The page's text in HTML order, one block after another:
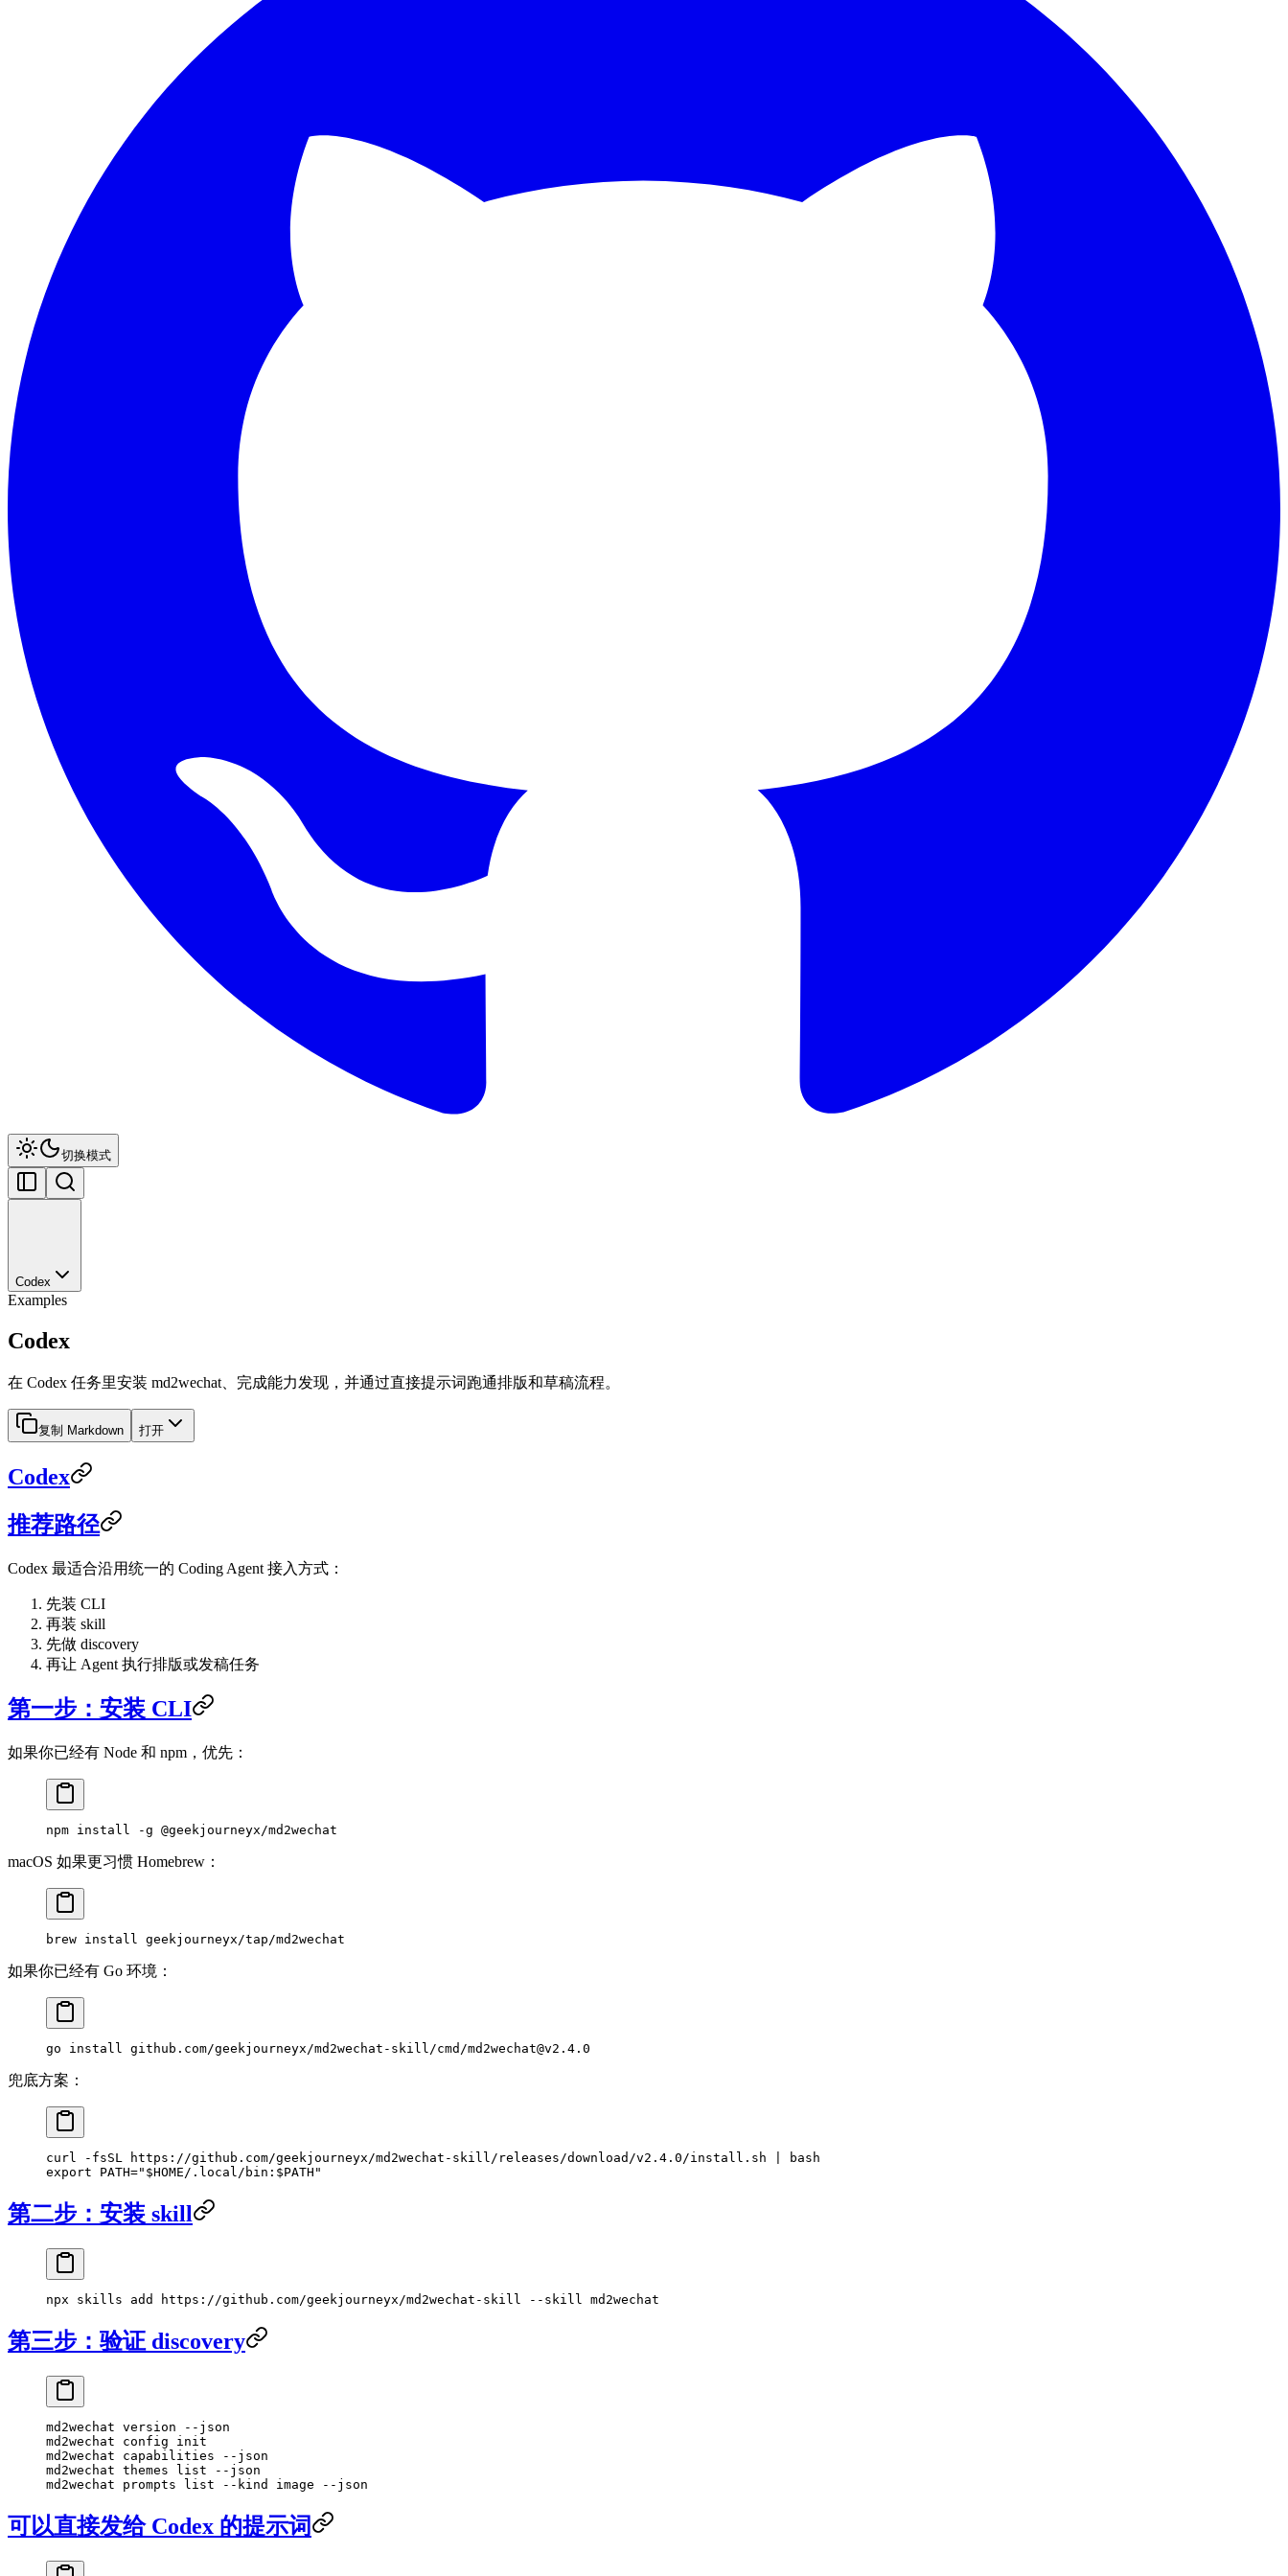
切换模式
Codex
Examples
Codex
在 Codex 任务里安装 md2wechat、完成能力发现，并通过直接提示词跑通排版和草稿流程。
复制 Markdown 打开
Codex
推荐路径
Codex 最适合沿用统一的 Coding Agent 接入方式：
先装 CLI
再装 skill
先做 discovery
再让 Agent 执行排版或发稿任务
第一步：安装 CLI
如果你已经有 Node 和 npm，优先：
npm install -g @geekjourneyx/md2wechat
macOS 如果更习惯 Homebrew：
brew install geekjourneyx/tap/md2wechat
如果你已经有 Go 环境：
go install github.com/geekjourneyx/md2wechat-skill/cmd/md2wechat@v2.4.0
兜底方案：
curl -fsSL https://github.com/geekjourneyx/md2wechat-skill/releases/download/v2.4.0/install.sh
bash
export PATH=" $HOME/.local/bin: $PATH "
第二步：安装 skill
npx skills add https://github.com/geekjourneyx/md2wechat-skill --skill md2wechat
第三步：验证 discovery
md2wechat version --json
md2wechat config init
md2wechat capabilities --json
md2wechat themes list --json
md2wechat prompts list --kind image --json
可以直接发给 Codex 的提示词